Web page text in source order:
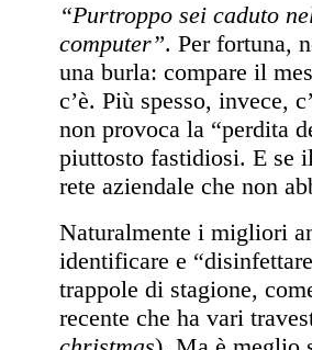
“Purtroppo sei caduto
computer”. Per fortuna,
una burla: compare il
c’è. Più spesso, invece,
non provoca la “perdita
piuttosto fastidiosi. E se
rete aziendale che non
Naturalmente i migliori
identificare e
trappole di stagione,
recente che ha vari